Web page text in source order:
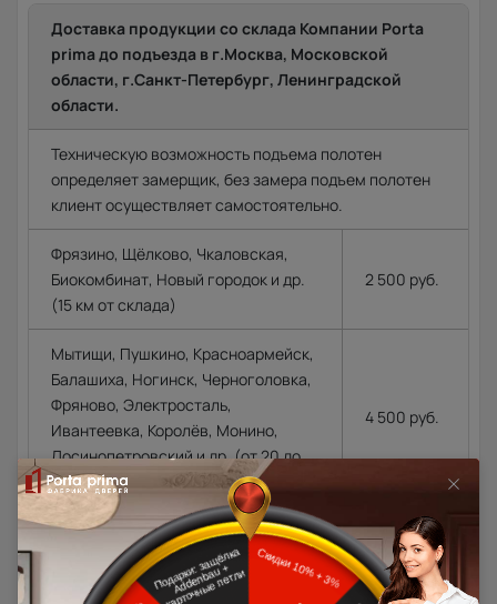
Доставка продукции со склада Компании Porta
prima до подъезда в г.Москва, Московской
области, г.Санкт-Петербург, Ленинградской
области.
Техническую возможность подъема полотен
определяет замерщик, без замера подъем полотен
клиент осуществляет самостоятельно.
Фрязино, Щёлково, Чкаловская,
Биокомбинат, Новый городок и др.
(15 км от склада)
2 500 руб.
Мытищи, Пушкино, Красноармейск,
Балашиха, Ногинск, Черноголовка,
Фряново, Электросталь,
Ивантеевка, Королёв, Монино,
Лосинопетровский и др. (от 20 до
45 км. от склада).
4 500 руб.
Москва\Санкт-Петербург и города,
расположенные в районе
МКАД\КАД до 10 км. в область.
4 500 руб.